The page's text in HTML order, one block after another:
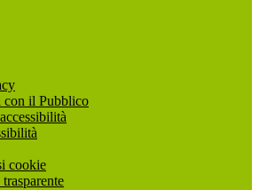
il Pubblico
cookie